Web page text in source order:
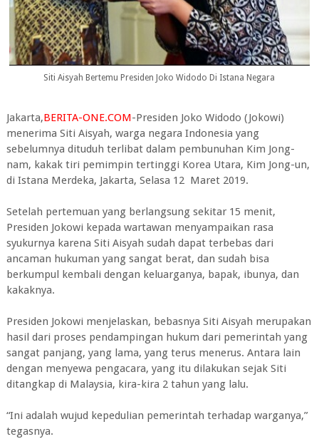
Siti Aisyah Bertemu Presiden Joko Widodo Di Istana Negara
Jakarta,BERITA-ONE.COM-Presiden Joko Widodo (Jokowi)
menerima Siti Aisyah, warga negara Indonesia yang
sebelumnya dituduh terlibat dalam pembunuhan Kim Jong-
nam, kakak tiri pemimpin tertinggi Korea Utara, Kim Jong-un,
di Istana Merdeka, Jakarta, Selasa 12 Maret 2019.
Setelah pertemuan yang berlangsung sekitar 15 menit,
Presiden Jokowi kepada wartawan menyampaikan rasa
syukurnya karena Siti Aisyah sudah dapat terbebas dari
ancaman hukuman yang sangat berat, dan sudah bisa
berkumpul kembali dengan keluarganya, bapak, ibunya, dan
kakaknya.
Presiden Jokowi menjelaskan, bebasnya Siti Aisyah merupakan
hasil dari proses pendampingan hukum dari pemerintah yang
sangat panjang, yang lama, yang terus menerus. Antara lain
dengan menyewa pengacara, yang itu dilakukan sejak Siti
ditangkap di Malaysia, kira-kira 2 tahun yang lalu.
“Ini adalah wujud kepedulian pemerintah terhadap warganya,”
tegasnya.